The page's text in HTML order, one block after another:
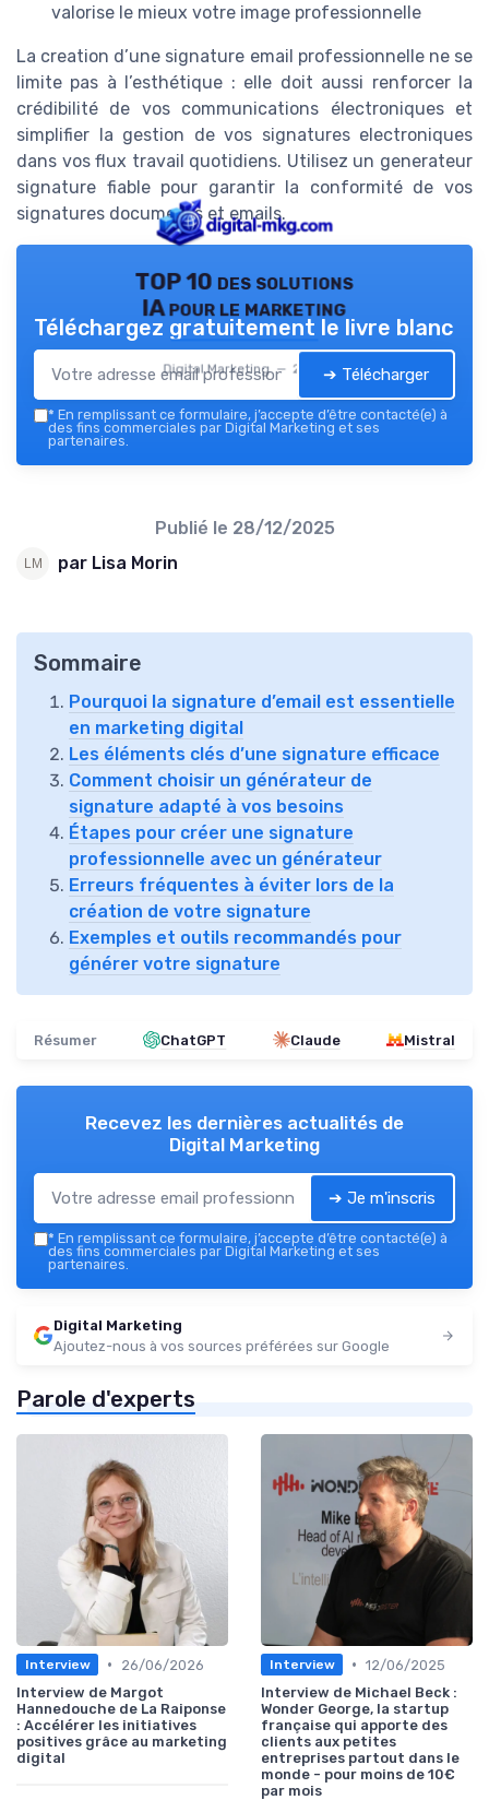
valorise le mieux votre image professionnelle
La creation d’une signature email professionnelle ne se
limite pas à l’esthétique : elle doit aussi renforcer la
crédibilité de vos communications électroniques et
simplifier la gestion de vos signatures electroniques
dans vos flux travail quotidiens. Utilisez un generateur
signature fiable pour garantir la conformité de vos
signatures documents et emails.
TOP 10 des solutions
IA pour le marketing
Digital Marketing — 2026
Téléchargez gratuitement le livre blanc
➔ Télécharger
* En remplissant ce formulaire, j’accepte d’être contacté(e) à
des fins commerciales par Digital Marketing et ses
partenaires.
Publié le 28/12/2025
par Lisa Morin
Sommaire
Pourquoi la signature d’email est essentielle
en marketing digital
Les éléments clés d’une signature efficace
Comment choisir un générateur de
signature adapté à vos besoins
Étapes pour créer une signature
professionnelle avec un générateur
Erreurs fréquentes à éviter lors de la
création de votre signature
Exemples et outils recommandés pour
générer votre signature
Résumer ChatGPT Claude Mistral
Recevez les dernières actualités de
Digital Marketing
➔ Je m'inscris
* En remplissant ce formulaire, j’accepte d’être contacté(e) à
des fins commerciales par Digital Marketing et ses
partenaires.
Digital Marketing
Ajoutez-nous à vos sources préférées sur Google
Parole d'experts
Interview •
26/06/2026
Interview de Margot
Hannedouche de La Raiponse
: Accélérer les initiatives
positives grâce au marketing
digital
Interview • 12/06/2025
Interview de Michael Beck :
Wonder George, la startup
française qui apporte des
clients aux petites
entreprises partout dans le
monde - pour moins de 10€
par mois